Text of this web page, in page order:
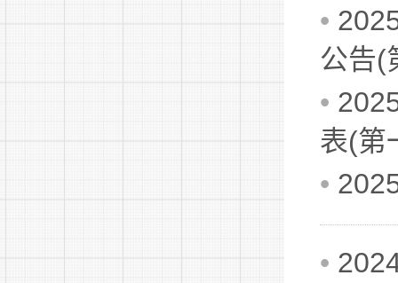
•
公告(
•
表(第
•
•